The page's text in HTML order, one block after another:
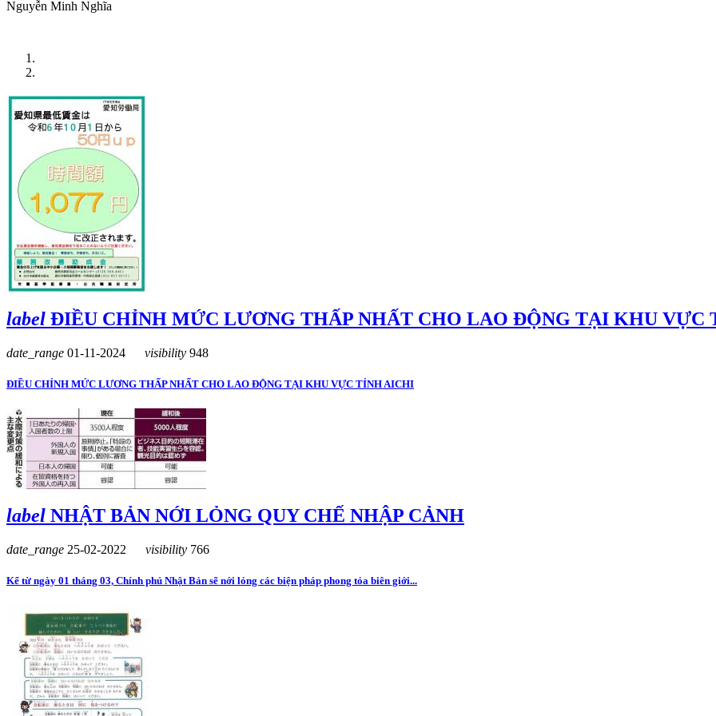
Nguyễn Minh Nghĩa
label ĐIỀU CHỈNH MỨC LƯƠNG THẤP NHẤT CHO LAO ĐỘNG TẠI KHU VỰC
date_range 01-11-2024 visibility 948
ĐIỀU CHỈNH MỨC LƯƠNG THẤP NHẤT CHO LAO ĐỘNG TẠI KHU VỰC TỈNH AICHI
label NHẬT BẢN NỚI LỎNG QUY CHẾ NHẬP CẢNH
date_range 25-02-2022 visibility 766
Kể từ ngày 01 tháng 03, Chính phủ Nhật Bản sẽ nới lỏng các biện pháp phong tỏa biên giới...